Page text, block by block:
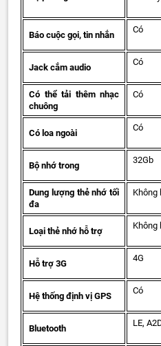
Báo cuộc gọi, tin nhắn
Có
Jack cắm audio
Có
Có thể tải thêm nhạc
chuông
Có
Có loa ngoài
Có
Bộ nhớ trong
32Gb
Dung lượng thẻ nhớ tối
đa
Không
Loại thẻ nhớ hỗ trợ
Không
Hỗ trợ 3G
4G
Hệ thống định vị GPS
Có
Bluetooth
LE,